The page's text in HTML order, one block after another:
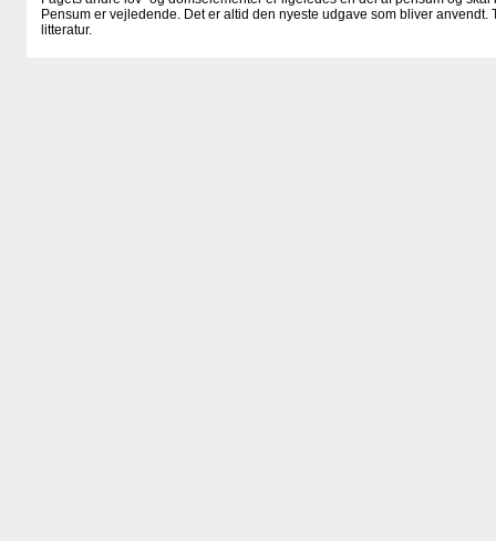
Pensum er vejledende. Det er altid den nyeste udgave som bliver
litteratur.